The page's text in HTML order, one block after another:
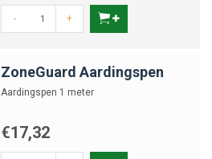
- +
ZoneGuard Aardingspen
Aardingspen 1 meter
€17,32